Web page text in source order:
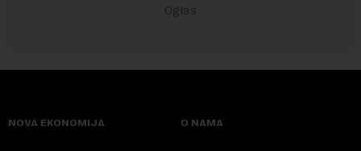
NOVA EKONOMIJA O NAMA